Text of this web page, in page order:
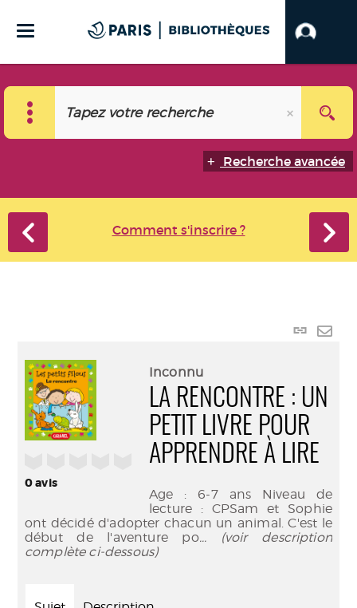
Recherche avancée
Comment s'inscrire ?
Lien
mail
0avis
Inconnu
LA RENCONTRE : UN
PETIT LIVRE POUR
APPRENDRE À LIRE
Age : 6-7 ans Niveau de
lecture : CPSam et Sophie
ont décidé d'adopter chacun un animal. C'est le
début de l'aventure po... (voir description
complète ci-dessous)